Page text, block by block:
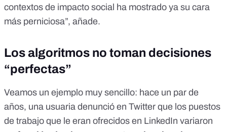
contextos de impacto social ha mostrado ya su cara
más perniciosa”, añade.
Los algoritmos no toman decisiones
“perfectas”
Veamos un ejemplo muy sencillo: hace un par de
años, una usuaria denunció en Twitter que los puestos
de trabajo que le eran ofrecidos en LinkedIn variaron